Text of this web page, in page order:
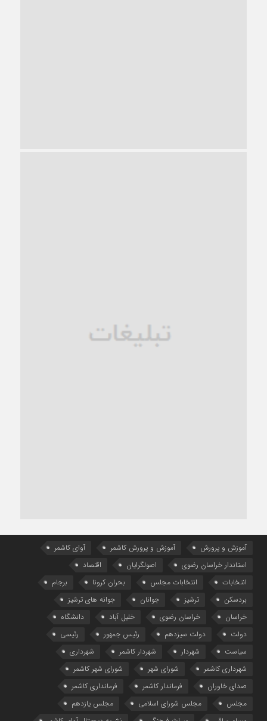
آموزش و پرورش آموزش و پرورش کاشمر
آوای کاشمر
استاندار خراسان رضوی
اصولگرایان
اقتصاد
انتخابات
انتخابات مجلس بحران کرونا
برجام
بردسکن
ترشیز جوانان
جوانه های ترشیز
خراسان
خراسان رضوی خلیل آباد
دانشگاه
دولت
دولت سیزدهم رئیس جمهور
رئیسی
سیاست
شهردار شهردار کاشمر
شهرداری
شهرداری کاشمر
شورای شهر
شورای شهر کاشمر
صدای خاوران
فرماندار کاشمر
فرمانداری کاشمر
مجلس
مجلس شورای اسلامی
مجلس یازدهم